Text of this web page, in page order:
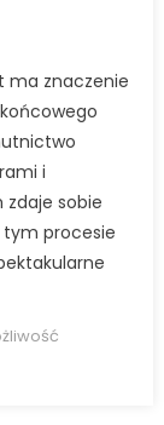
ma znaczenie
i
sobie
tym procesie